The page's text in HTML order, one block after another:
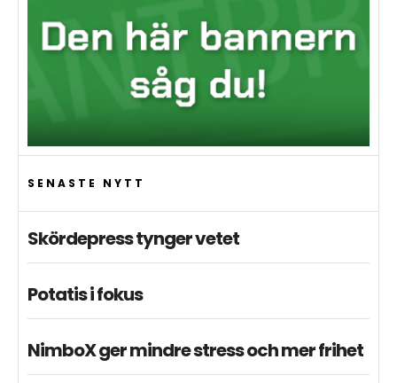
SENASTE NYTT
Skördepress tynger vetet
Potatis i fokus
NimboX ger mindre stress och mer frihet